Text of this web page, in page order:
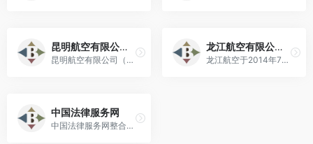
昆明航空有限公司（Kunming Airlines Co., Ltd.）
昆明航空有限公司（Kunming Airlines Co., Ltd.），于2007年2月25日获得中国民航局批准筹建。
龙江航空有限公司（Longjiang Airlines，简称龙江航空，英文缩写LJ AIR）
龙江航空于2014年7月获得中国民用航空局批准筹建公共运输航空公司。
中国法律服务网
中国法律服务网整合了38万多家法律服务机构、139万多名法律服务人员数据。